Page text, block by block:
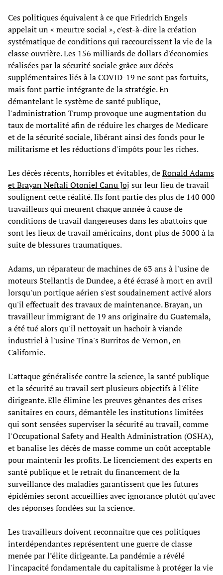
Ces politiques équivalent à ce que Friedrich Engels
appelait un « meurtre social », c'est-à-dire la création
systématique de conditions qui raccourcissent la vie de la
classe ouvrière. Les 156 milliards de dollars d'économies
réalisées par la sécurité sociale grâce aux décès
supplémentaires liés à la COVID-19 ne sont pas fortuits,
mais font partie intégrante de la stratégie. En
démantelant le système de santé publique,
l'administration Trump provoque une augmentation du
taux de mortalité afin de réduire les charges de Medicare
et de la sécurité sociale, libérant ainsi des fonds pour le
militarisme et les réductions d'impôts pour les riches.
Les décès récents, horribles et évitables, deRonald Adams
et Brayan Neftali Otoniel Canu Joj sur leur lieu de travail
soulignent cette réalité. Ils font partie des plus de 140 000
travailleurs qui meurent chaque année à cause de
conditions de travail dangereuses dans les abattoirs que
sont les lieux de travail américains, dont plus de 5000 à la
suite de blessures traumatiques.
Adams, un réparateur de machines de 63 ans à l'usine de
moteurs Stellantis de Dundee, a été écrasé à mort en avril
lorsqu'un portique aérien s'est soudainement activé alors
qu'il effectuait des travaux de maintenance. Brayan, un
travailleur immigrant de 19 ans originaire du Guatemala,
a été tué alors qu'il nettoyait un hachoir à viande
industriel à l'usine Tina's Burritos de Vernon, en
Californie.
L'attaque généralisée contre la science, la santé publique
et la sécurité au travail sert plusieurs objectifs à l'élite
dirigeante. Elle élimine les preuves gênantes des crises
sanitaires en cours, démantèle les institutions limitées
qui sont sensées superviser la sécurité au travail, comme
l'Occupational Safety and Health Administration (OSHA),
et banalise les décès de masse comme un coût acceptable
pour maintenir les profits. Le licenciement des experts en
santé publique et le retrait du financement de la
surveillance des maladies garantissent que les futures
épidémies seront accueillies avec ignorance plutôt qu'avec
des réponses fondées sur la science.
Les travailleurs doivent reconnaître que ces politiques
interdépendantes représentent une guerre de classe
menée par l’élite dirigeante. La pandémie a révélé
l'incapacité fondamentale du capitalisme à protéger la vie